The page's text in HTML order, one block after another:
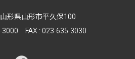
形県山形市平久保100
3000 FAX : 023-635-3030